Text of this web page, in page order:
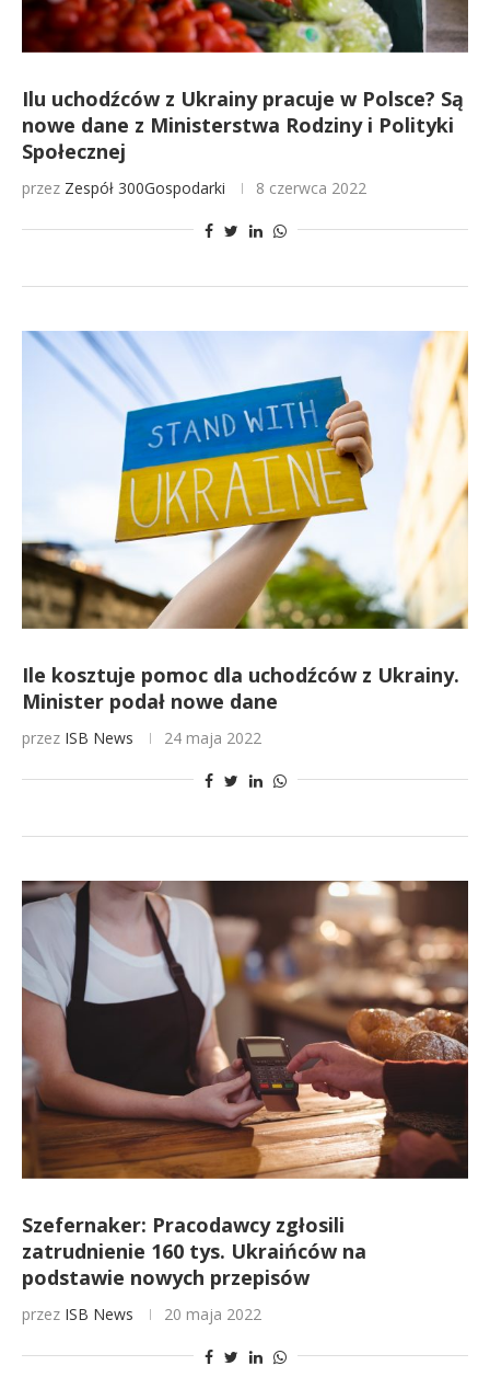
Ilu uchodźców z Ukrainy pracuje w Polsce? Są
nowe dane z Ministerstwa Rodziny i Polityki
Społecznej
przez Zespół 300Gospodarki 8 czerwca 2022
Ile kosztuje pomoc dla uchodźców z Ukrainy.
Minister podał nowe dane
przez ISB News 24 maja 2022
Szefernaker: Pracodawcy zgłosili
zatrudnienie 160 tys. Ukraińców na
podstawie nowych przepisów
przez ISB News 20 maja 2022